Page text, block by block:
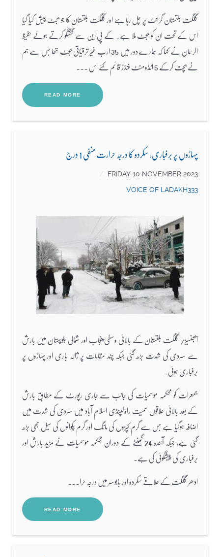
گلگت بلتستان گرانٹ پر چل رہا ہے اور گلگت بلتستان کا جو بجٹ پیش کیا گیا
اس کے تحت ان کو بجٹ ملا ہے۔ کے پی این سے گفتگو کرتے ہوئے حفیظ
الرحمان نے کہا کہ ہمارے دور میں 35 ارب غیر ترقیاتی بجٹ تھا جس سے ہم
نے بچت کرکے 5 انڈومنٹ فنڈز قائم کئے اس ...
READ MORE
پہاڑوں پر برفباری، سکردو کا درجہ حرارت منفی 1 درج
FRIDAY 10 NOVEMBER 2023
VOICE OF LADAKH333
ایجنسیز/ گلگت بلتستان کے بالائی وسطی پنجاب اور شمالی بلوچستان میں بارش
سے سردی کی شدت بڑھ گئی جبکہ چند مقامات پر ژالہ باری اور پہاڑوں پر
برفباری ہوئی۔
جمعرات کو محکمہ موسمیات کی جانب سے جاری رپورٹ کے مطابق بارش
کے بعد بالائی علاقوں سمیت راولپنڈی اسلام آباد میں سردی کی شدت میں
اضافہ ہوگیا ہے جس سے گرم کپڑوں کی مانگ اور گرم پکوانوں کی سیل بھی بڑھ
گئی ہے، جبکہ آئندہ 24 گھنٹے کے دوران محکمہ موسمیات نے مزید بارش اور
برفباری کی پیشگوئی کی ہے۔
ادھر گلگت کے علاقے سکردو اور بابوسر میں درجہ حرا...
READ MORE